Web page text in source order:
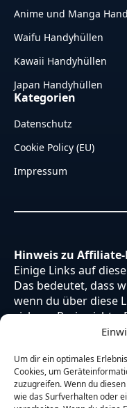
Um dir ein optimales
Cookies, um
zuzugreifen. Wenn du
wie das Surfverhalten oder
Anime und Manga
Waifu Handyhüllen
Kawaii Handyhüllen
Japan Handyhüllen
Kategorien
Datenschutz
Cookie Policy (EU)
Impressum
Hinweis zu
Einige Links auf
Das bedeutet, dass
wenn du über diese
sich am Preis
Arbeit. Vielen Dank